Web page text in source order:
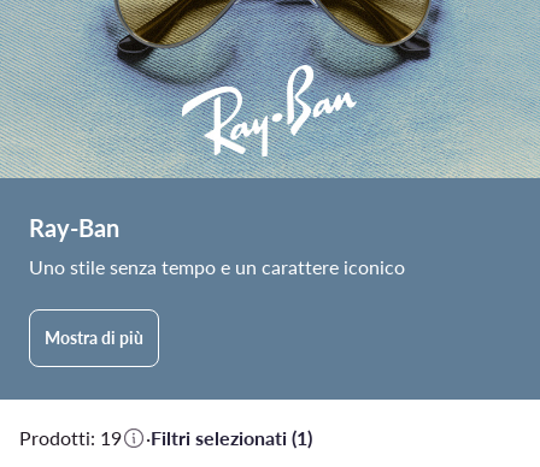
Ray-Ban
Uno stile senza tempo e un carattere iconico
Mostra di più
Prodotti: 19 ·Filtri selezionati (1)